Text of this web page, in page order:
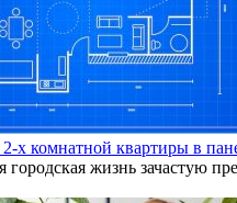
х комнатной квартиры в
городская жизнь зачастую